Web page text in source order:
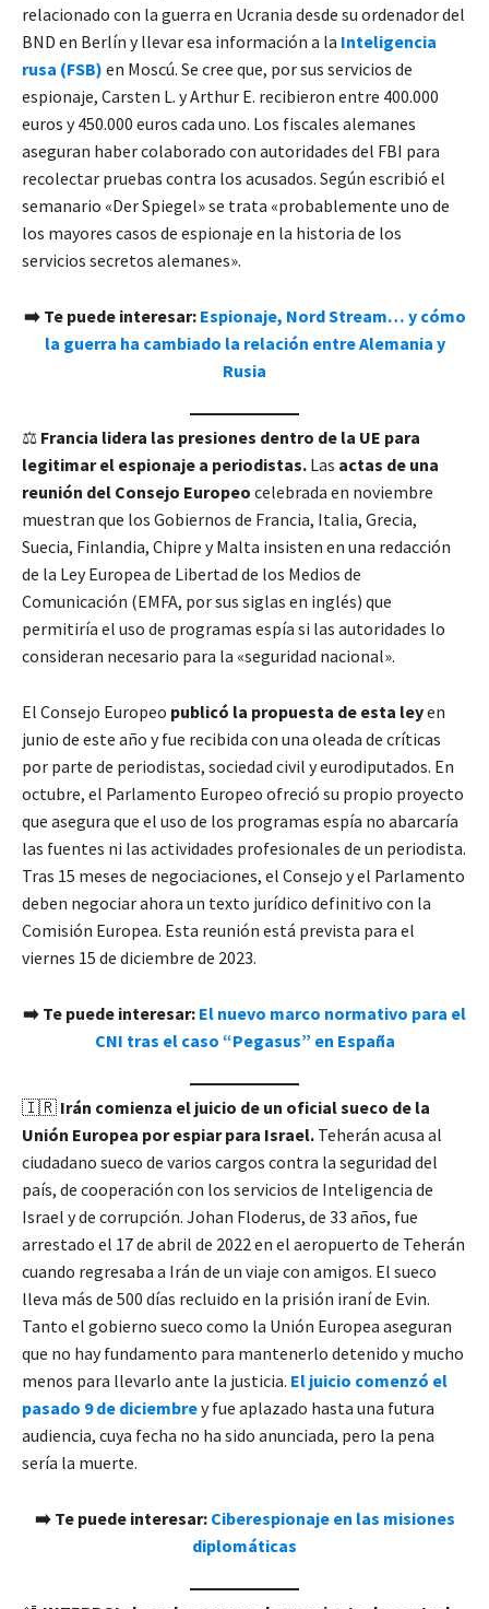
relacionado con la guerra en Ucrania desde su ordenador del
BND en Berlín y llevar esa información a la Inteligencia
rusa (FSB) en Moscú. Se cree que, por sus servicios de
espionaje, Carsten L. y Arthur E. recibieron entre 400.000
euros y 450.000 euros cada uno. Los fiscales alemanes
aseguran haber colaborado con autoridades del FBI para
recolectar pruebas contra los acusados. Según escribió el
semanario «Der Spiegel» se trata «probablemente uno de
los mayores casos de espionaje en la historia de los
servicios secretos alemanes».
➡️ Te puede interesar: Espionaje, Nord Stream… y cómo
la guerra ha cambiado la relación entre Alemania y
Rusia
⚖️ Francia lidera las presiones dentro de la UE para
legitimar el espionaje a periodistas. Las actas de una
reunión del Consejo Europeo celebrada en noviembre
muestran que los Gobiernos de Francia, Italia, Grecia,
Suecia, Finlandia, Chipre y Malta insisten en una redacción
de la Ley Europea de Libertad de los Medios de
Comunicación (EMFA, por sus siglas en inglés) que
permitiría el uso de programas espía si las autoridades lo
consideran necesario para la «seguridad nacional».
El Consejo Europeo publicó la propuesta de esta leyen
junio de este año y fue recibida con una oleada de críticas
por parte de periodistas, sociedad civil y eurodiputados. En
octubre, el Parlamento Europeo ofreció su propio proyecto
que asegura que el uso de los programas espía no abarcaría
las fuentes ni las actividades profesionales de un periodista.
Tras 15 meses de negociaciones, el Consejo y el Parlamento
deben negociar ahora un texto jurídico definitivo con la
Comisión Europea. Esta reunión está prevista para el
viernes 15 de diciembre de 2023.
➡️ Te puede interesar: El nuevo marco normativo para el
CNI tras el caso “Pegasus” en España
🇮🇷 Irán comienza el juicio de un oficial sueco de la
Unión Europea por espiar para Israel. Teherán acusa al
ciudadano sueco de varios cargos contra la seguridad del
país, de cooperación con los servicios de Inteligencia de
Israel y de corrupción. Johan Floderus, de 33 años, fue
arrestado el 17 de abril de 2022 en el aeropuerto de Teherán
cuando regresaba a Irán de un viaje con amigos. El sueco
lleva más de 500 días recluido en la prisión iraní de Evin.
Tanto el gobierno sueco como la Unión Europea aseguran
que no hay fundamento para mantenerlo detenido y mucho
menos para llevarlo ante la justicia. El juicio comenzó el
pasado 9 de diciembrey fue aplazado hasta una futura
audiencia, cuya fecha no ha sido anunciada, pero la pena
sería la muerte.
➡️ Te puede interesar: Ciberespionaje en las misiones
diplomáticas